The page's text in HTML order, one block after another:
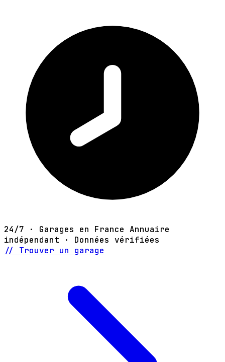
24/7 · Garages en France Annuaire
indépendant · Données vérifiées
// Trouver un garage